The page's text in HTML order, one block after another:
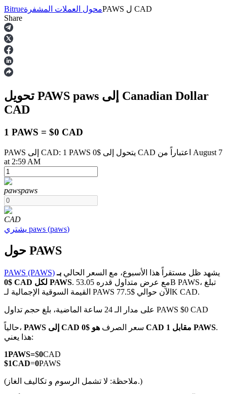
العقود الآجلة
العقود الآجلة USDT
العقود الآجلة لـ COIN-M
العقود الآجلة للعملات المشفرة
TradFi
مشتقات الأسهم والعملات الأجنبية والمعادن الثمينة والسلع
Bitrueمحول العملات المشفرةPAWS ل CAD
Share
تحويل PAWS paws
إلى Canadian Dollar
CAD
1 PAWS = $0 CAD
PAWS إلى CAD: 1 PAWS يتحول إلى $0 CAD اعتباراً من August 7
at 2:59 AM
pawspaws
CAD
يشتري paws (paws)
حول PAWS
PAWS (PAWS) يشهد ظل مستقراً هذا الأسبوع، مع السعر الحالي بـ
$0 CAD لكل PAWS. مع عرض متداول قدره 53.05B PAWS، تبلغ
القيمة السوقية الإجمالية لـ PAWS الآن حوالي $77.5K CAD.
على مدار الـ 24 ساعة الماضية، بلغ حجم تداول PAWS $0 CAD
حالياً، PAWS إلى CAD سعر الصرف هو $0 CAD مقابل 1 PAWS.
هذا يعني:
1PAWS=$0CAD
$1CAD=0PAWS
(ملاحظة: لا تشمل الرسوم و تكاليف الغاز.)